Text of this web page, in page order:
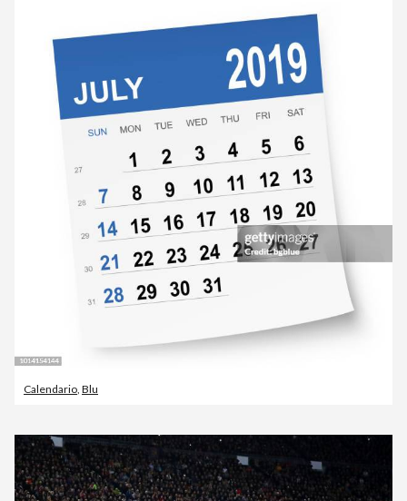
Calendario, Blu